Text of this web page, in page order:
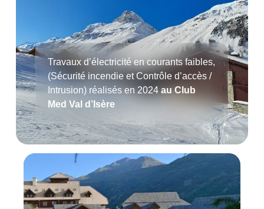
Travaux d’électricité en courants faibles,
(Sécurité incendie et Contrôle d’accès /
Intrusion) réalisés en 2024au Club
Med Val d’Isère